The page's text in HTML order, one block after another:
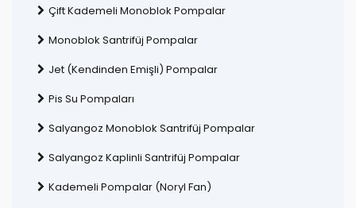
Çift Kademeli Monoblok Pompalar
Monoblok Santrifüj Pompalar
Jet (Kendinden Emişli) Pompalar
Pis Su Pompaları
Salyangoz Monoblok Santrifüj Pompalar
Salyangoz Kaplinli Santrifüj Pompalar
Kademeli Pompalar (Noryl Fan)